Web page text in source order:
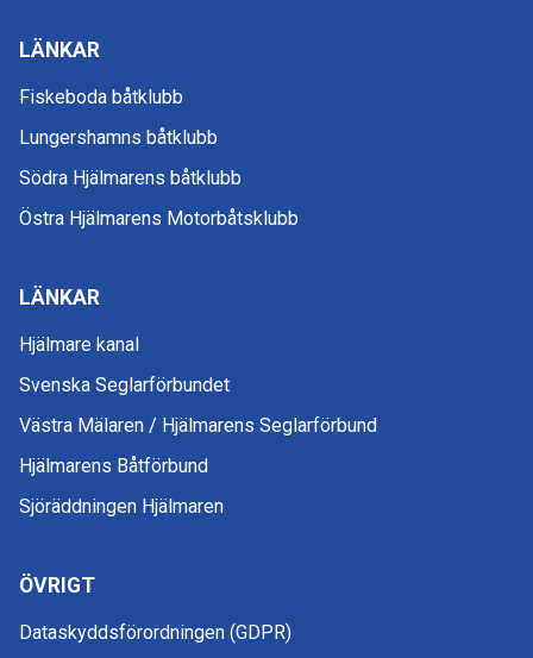
LÄNKAR
Fiskeboda båtklubb
Lungershamns båtklubb
Södra Hjälmarens båtklubb
Östra Hjälmarens Motorbåtsklubb
LÄNKAR
Hjälmare kanal
Svenska Seglarförbundet
Västra Mälaren / Hjälmarens Seglarförbund
Hjälmarens Båtförbund
Sjöräddningen Hjälmaren
ÖVRIGT
Dataskyddsförordningen (GDPR)